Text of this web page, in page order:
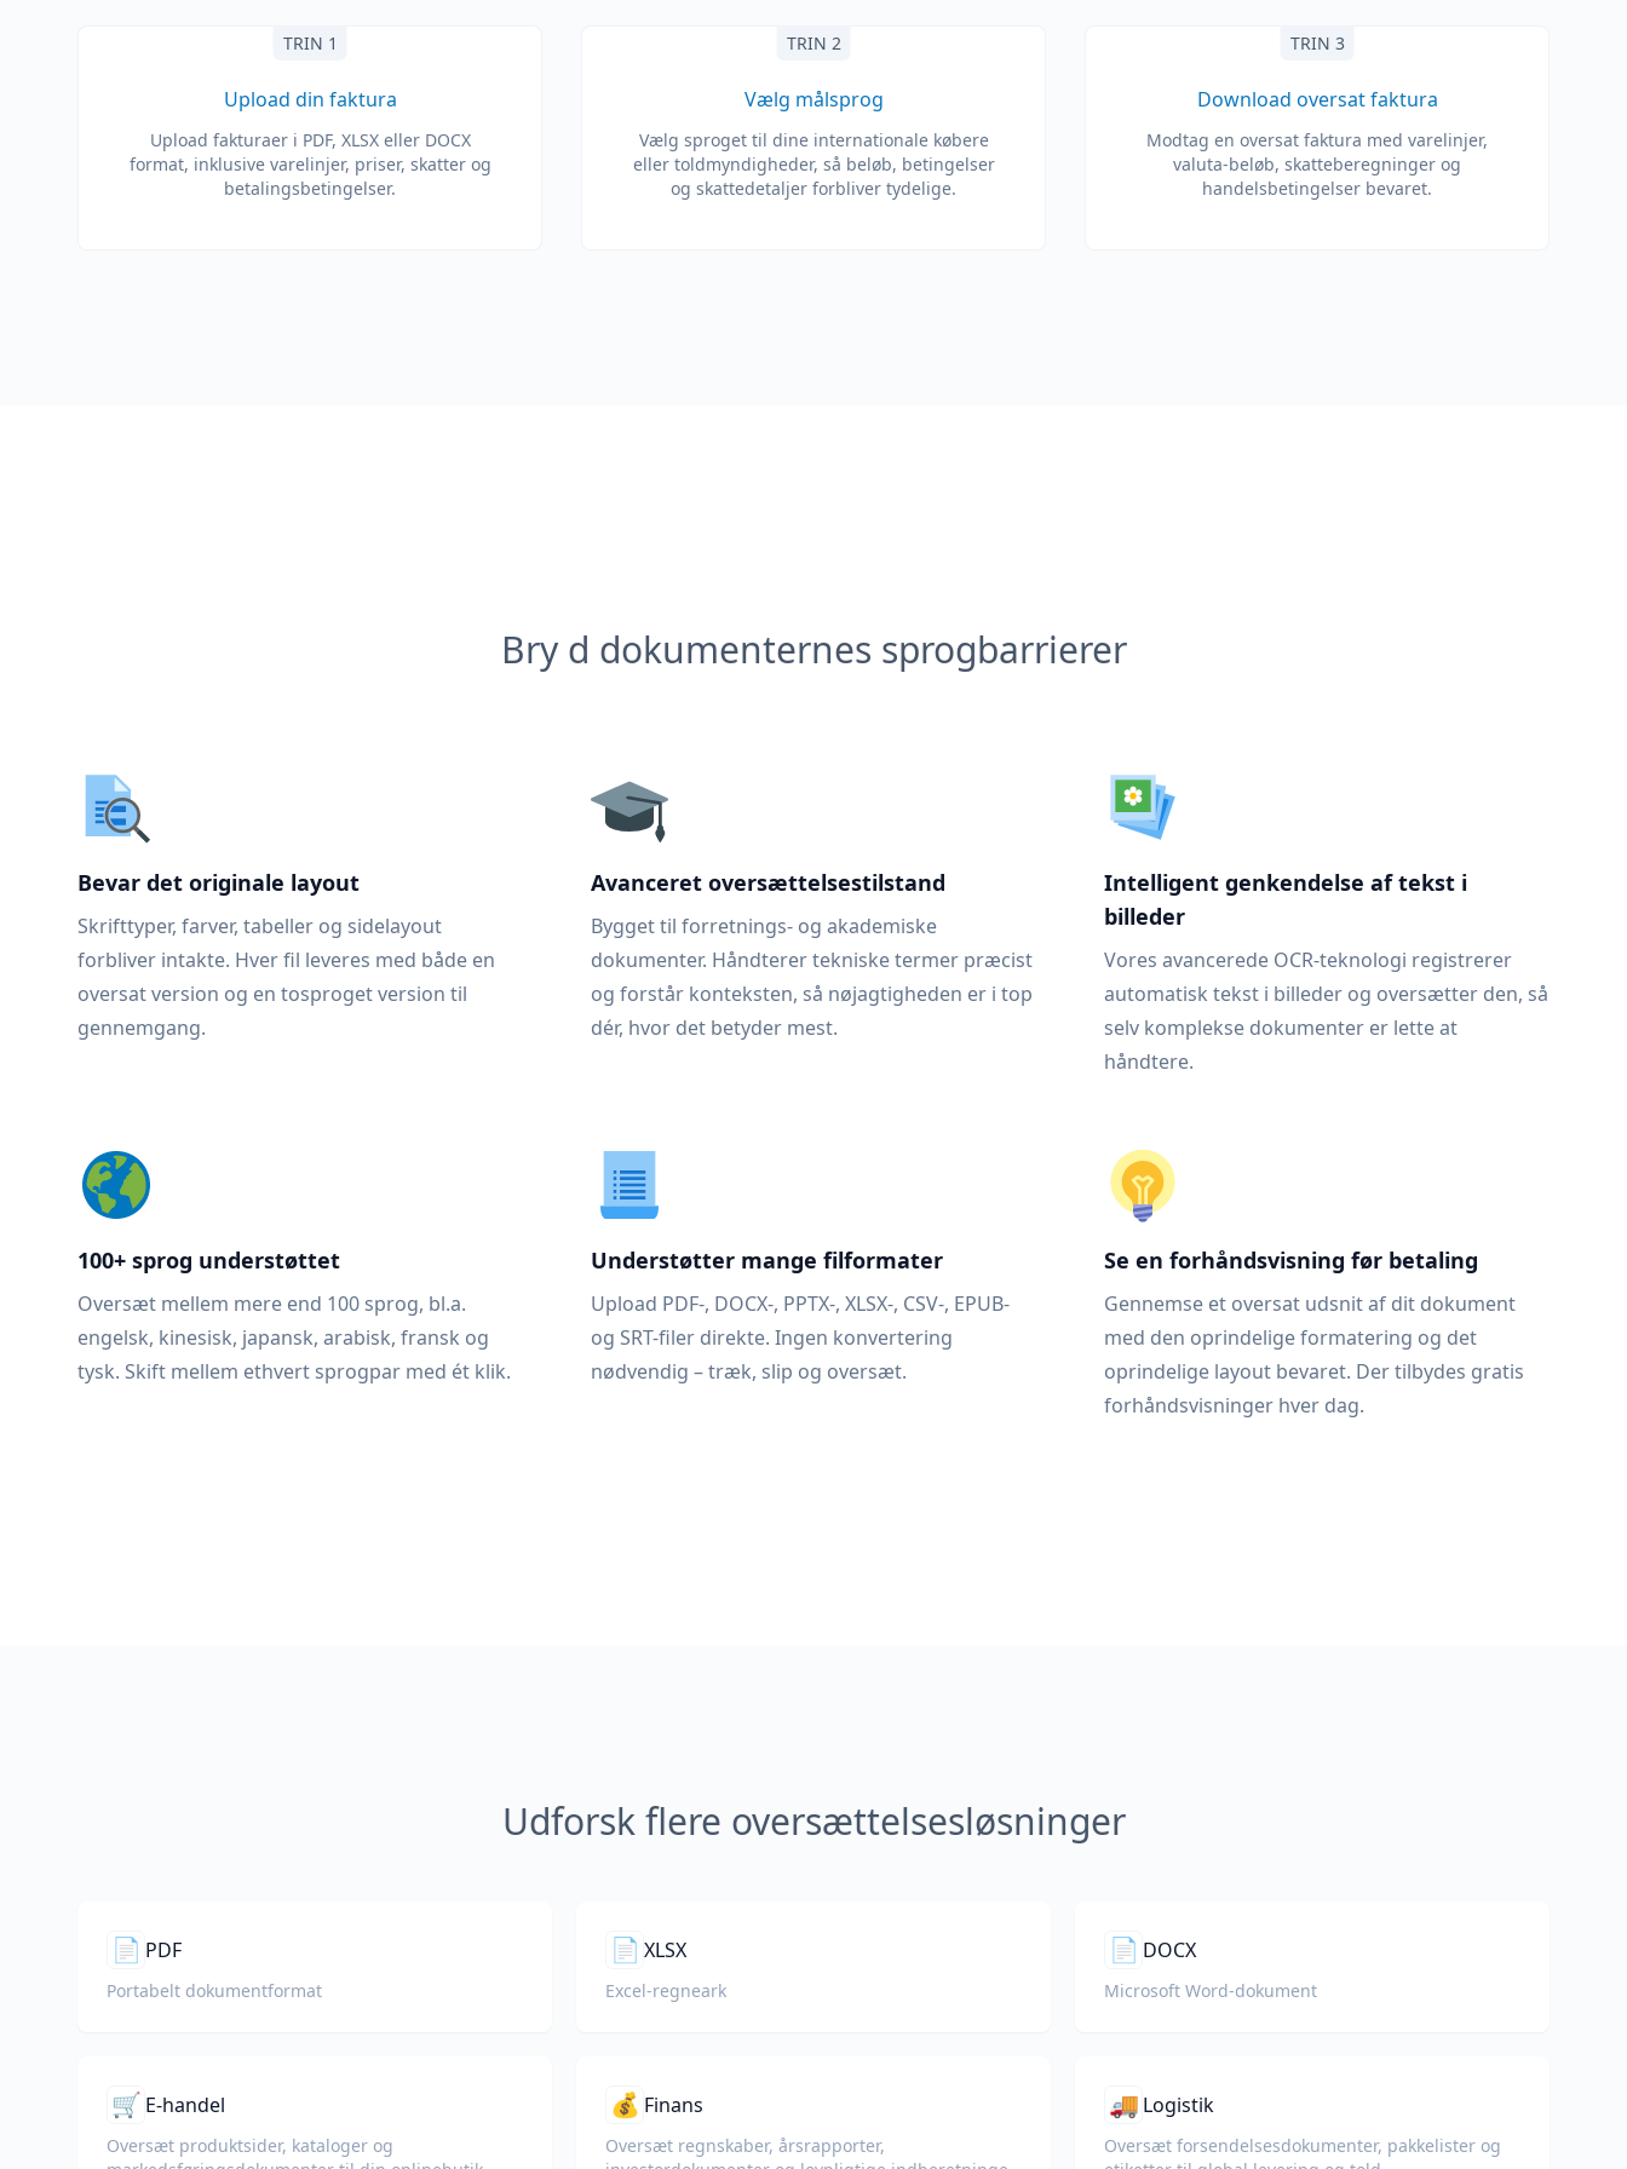
TRIN 1
Upload din faktura
Upload fakturaer i PDF, XLSX eller DOCX
format, inklusive varelinjer, priser, skatter og
betalingsbetingelser.
TRIN 2
Vælg målsprog
Vælg sproget til dine internationale købere
eller toldmyndigheder, så beløb, betingelser
og skattedetaljer forbliver tydelige.
TRIN 3
Download oversat faktura
Modtag en oversat faktura med varelinjer,
valuta-beløb, skatteberegninger og
handelsbetingelser bevaret.
Bry d dokumenternes sprogbarrierer
Bevar det originale layout
Skrifttyper, farver, tabeller og sidelayout
forbliver intakte. Hver fil leveres med både en
oversat version og en tosproget version til
gennemgang.
Avanceret oversættelsestilstand
Bygget til forretnings- og akademiske
dokumenter. Håndterer tekniske termer præcist
og forstår konteksten, så nøjagtigheden er i top
dér, hvor det betyder mest.
Intelligent genkendelse af tekst i
billeder
Vores avancerede OCR-teknologi registrerer
automatisk tekst i billeder og oversætter den, så
selv komplekse dokumenter er lette at
håndtere.
100+ sprog understøttet
Oversæt mellem mere end 100 sprog, bl.a.
engelsk, kinesisk, japansk, arabisk, fransk og
tysk. Skift mellem ethvert sprogpar med ét klik.
Understøtter mange filformater
Upload PDF-, DOCX-, PPTX-, XLSX-, CSV-, EPUB-
og SRT-filer direkte. Ingen konvertering
nødvendig – træk, slip og oversæt.
Se en forhåndsvisning før betaling
Gennemse et oversat udsnit af dit dokument
med den oprindelige formatering og det
oprindelige layout bevaret. Der tilbydes gratis
forhåndsvisninger hver dag.
Udforsk flere oversættelsesløsninger
📄 PDF
Portabelt dokumentformat
📄 XLSX
Excel-regneark
📄 DOCX
Microsoft Word-dokument
🛒 E-handel
Oversæt produktsider, kataloger og
💰 Finans
Oversæt regnskaber, årsrapporter,
🚚 Logistik
Oversæt forsendelsesdokumenter, pakkelister og